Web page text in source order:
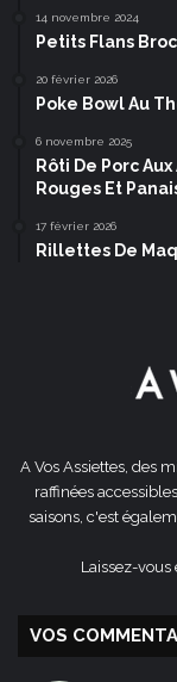
14 novembre 2024
Petits Flans
20 février 2026
Poke Bowl Au
6 novembre 2025
Rôti De Porc
Rouges Et
17 février 2026
Rillettes De
A Vos Assiettes, des
raffinées
saisons, c'est
Laissez-
VOS